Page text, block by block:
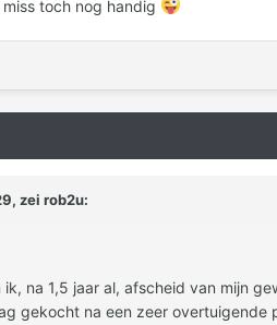
en reacties.
toch nog handig
zei rob2u:
na 1,5 jaar al, afscheid van mijn
gekocht na een zeer